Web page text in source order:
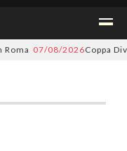
07/08/2026 Coppa